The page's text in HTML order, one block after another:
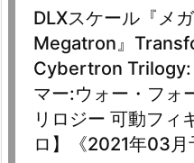
DLXスケール『メ
Megatron』
Cybertron Trilogy:
マー:ウォー・フォ
リロジー 可動フィ
ロ】《2021年03月